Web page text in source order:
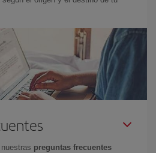
preguntas frecuentes